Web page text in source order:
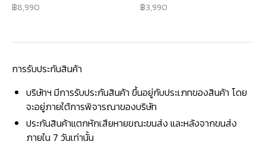
8,990 3,990
การรับประกันสินค้า
บริษัทฯ มีการรับประกันสินค้า ขึ้นอยู่กับประเภทของสินค้า โดย
จะอยู่ภายใต้การพิจารณาของบริษัท
ประกันสินค้าแตกหักเสียหายขณะขนส่ง และหลังจากขนส่ง
ภายใน 7 วันเท่านั้น